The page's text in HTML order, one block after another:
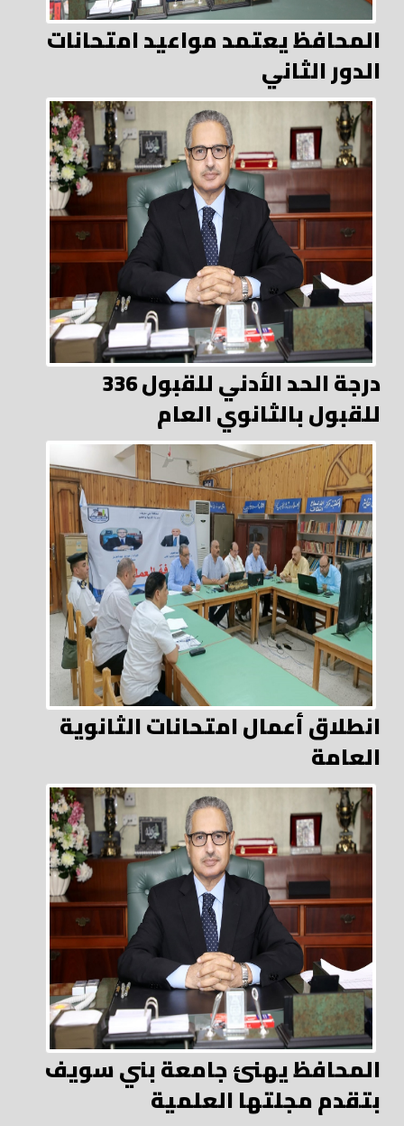
المحافظ يعتمد مواعيد امتحانات
الدور الثاني
336 درجة الحد الأدني للقبول
للقبول بالثانوي العام
انطلاق أعمال امتحانات الثانوية
العامة
المحافظ يهنئ جامعة بني سويف
بتقدم مجلتها العلمية